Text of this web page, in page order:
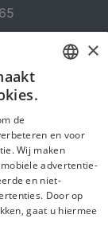
ENGLISH
×
de
en voor
Wij maken
advertentie-
en niet-
Door op
gaat u hiermee